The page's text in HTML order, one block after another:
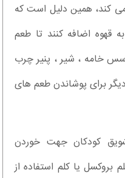
کند، همین دلیل است که
قهوه اضافه کنند تا طعم
خامه ، شیر ، پنیر چرب
برای پوشاندن طعم های
کودکان جهت خوردن
بروکسل یا کلم استفاده از